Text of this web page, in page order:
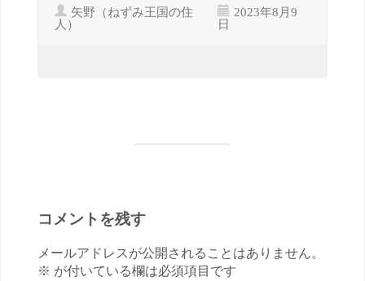
矢野（ねずみ王国の住
人）
2023年8月9
日
コメントを残す
メールアドレスが公開されることはありません。
※ が付いている欄は必須項目です